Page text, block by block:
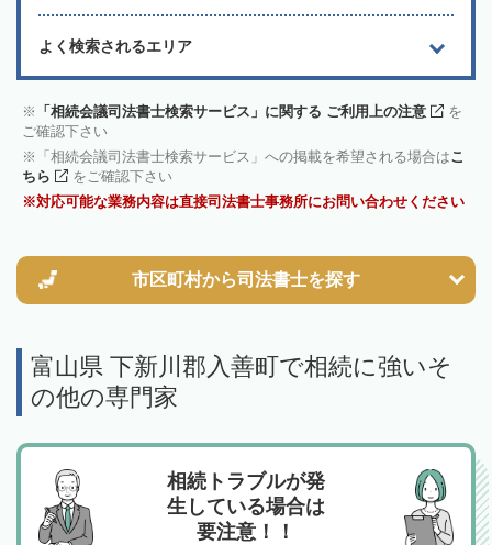
よく検索されるエリア
「相続会議司法書士検索サービス」に関する ご利用上の注意
を
ご確認下さい
「相続会議司法書士検索サービス」への掲載を希望される場合はこ
ちら
をご確認下さい
対応可能な業務内容は直接司法書士事務所にお問い合わせください
市区町村から司法書士を探す
富山県 下新川郡入善町で相続に強いそ
の他の専門家
相続トラブルが発
生している場合は
要注意！！